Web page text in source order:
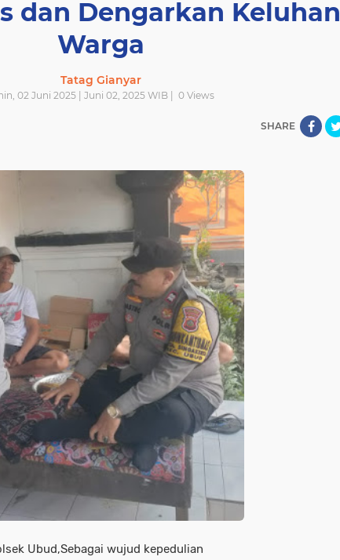
dan Dengarkan Keluhan
Warga
Tatag Gianyar
02 Juni 2025 | Juni 02, 2025 WIB | 0 Views
SHARE
Ubud,Sebagai wujud kepedulian